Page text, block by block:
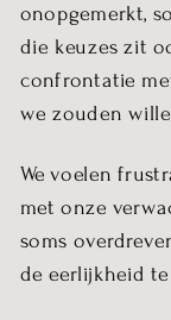
onopgemerkt,
die keuzes zit
confrontatie
we zouden
We voelen
met onze
soms
de eerlijkheid